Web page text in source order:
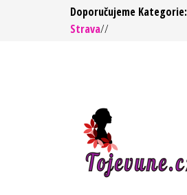
Doporučujeme Kategorie:
Strava//